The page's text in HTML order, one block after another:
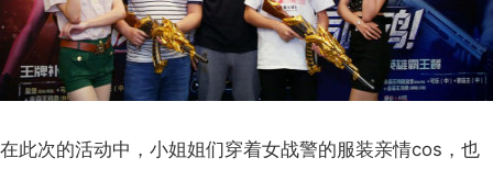
在此次的活动中，小姐姐们穿着女战警的服装亲情cos，也